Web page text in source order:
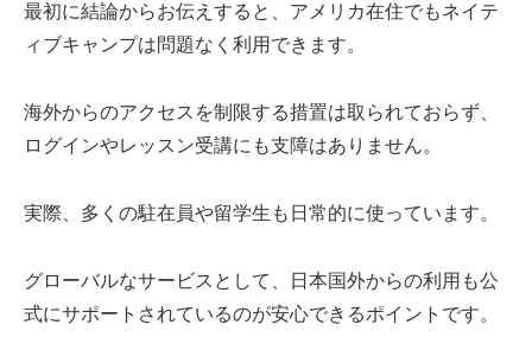
最初に結論からお伝えすると、アメリカ在住でもネイテ
ィブキャンプは問題なく利用できます。
海外からのアクセスを制限する措置は取られておらず、
ログインやレッスン受講にも支障はありません。
実際、多くの駐在員や留学生も日常的に使っています。
グローバルなサービスとして、日本国外からの利用も公
式にサポートされているのが安心できるポイントです。